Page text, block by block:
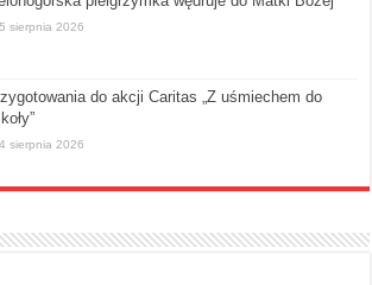
5 sierpnia 2026
do akcji Caritas „Z uśmiechem do
4 sierpnia 2026